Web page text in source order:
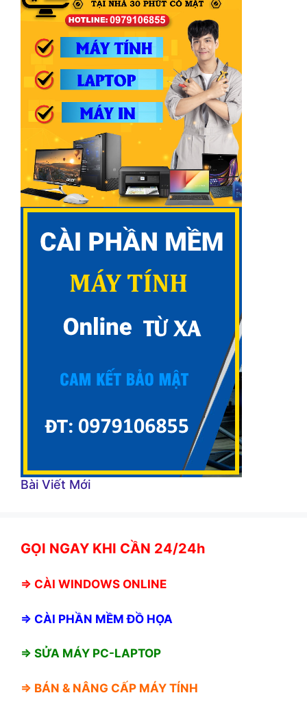
Bài Viết Mới
GỌI NGAY KHI CẦN 24/24h
⇒ CÀI WINDOWS ONLINE
⇒ CÀI PHẦN MỀM ĐỒ HỌA
⇒ SỬA MÁY PC-LAPTOP
⇒ BÁN & NÂNG CẤP MÁY TÍNH